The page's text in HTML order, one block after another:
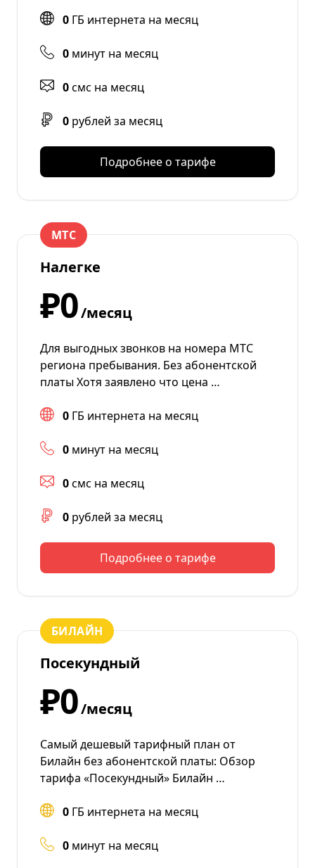
0 ГБ интернета на месяц
0 минут на месяц
0смс на месяц
0 рублей за месяц
Подробнее о тарифе
МТС
Налегке
₽0/месяц
Для выгодных звонков на номера МТС
региона пребывания. Без абонентской
платы Хотя заявлено что цена …
0 ГБ интернета на месяц
0 минут на месяц
0смс на месяц
0 рублей за месяц
Подробнее о тарифе
БИЛАЙН
Посекундный
₽0/месяц
Самый дешевый тарифный план от
Билайн без абонентской платы: Обзор
тарифа «Посекундный» Билайн …
0 ГБ интернета на месяц
0 минут на месяц